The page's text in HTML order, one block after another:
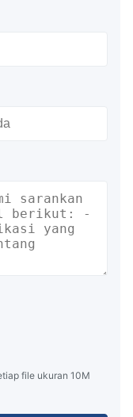
file ukuran 10M